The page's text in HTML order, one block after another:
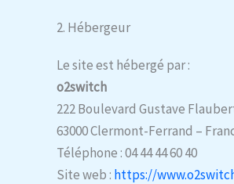
2. Hébergeur
Le site est hébergé par :
o2switch
222 Boulevard Gustave
63000 Clermont-Ferrand –
Téléphone : 04 44 44 60 40
Site web : https://